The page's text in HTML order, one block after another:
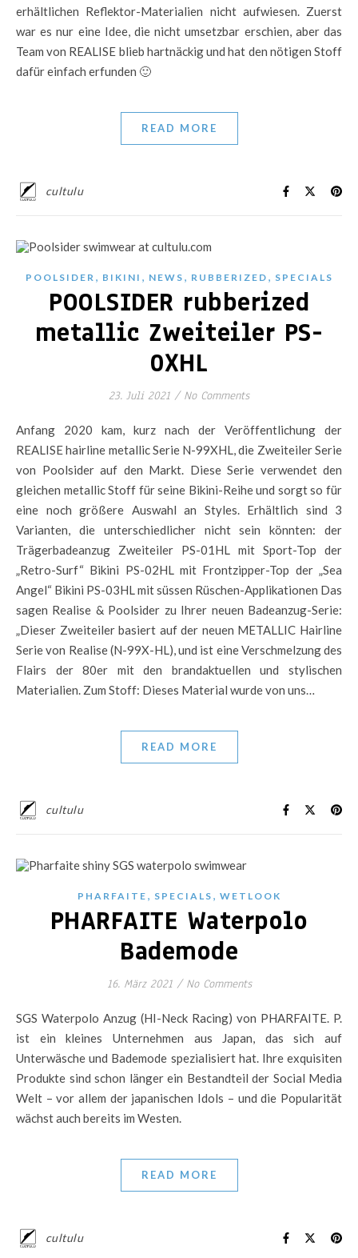
erhältlichen Reflektor-Materialien nicht aufwiesen. Zuerst
war es nur eine Idee, die nicht umsetzbar erschien, aber das
Team von REALISE blieb hartnäckig und hat den nötigen Stoff
dafür einfach erfunden 🙂
READ MORE
cultulu
POOLSIDER , BIKINI , NEWS , RUBBERIZED , SPECIALS
POOLSIDER rubberized
metallic Zweiteiler PS-
0XHL
23. Juli 2021 / No Comments
Anfang 2020 kam, kurz nach der Veröffentlichung der
REALISE hairline metallic Serie N-99XHL, die Zweiteiler Serie
von Poolsider auf den Markt. Diese Serie verwendet den
gleichen metallic Stoff für seine Bikini-Reihe und sorgt so für
eine noch größere Auswahl an Styles. Erhältlich sind 3
Varianten, die unterschiedlicher nicht sein könnten: der
Trägerbadeanzug Zweiteiler PS-01HL mit Sport-Top der
„Retro-Surf“ Bikini PS-02HL mit Frontzipper-Top der „Sea
Angel“ Bikini PS-03HL mit süssen Rüschen-Applikationen Das
sagen Realise & Poolsider zu Ihrer neuen Badeanzug-Serie:
„Dieser Zweiteiler basiert auf der neuen METALLIC Hairline
Serie von Realise (N-99X-HL), und ist eine Verschmelzung des
Flairs der 80er mit den brandaktuellen und stylischen
Materialien. Zum Stoff: Dieses Material wurde von uns…
READ MORE
cultulu
PHARFAITE , SPECIALS , WETLOOK
PHARFAITE Waterpolo
Bademode
16. März 2021 / No Comments
SGS Waterpolo Anzug (HI-Neck Racing) von PHARFAITE. P.
ist ein kleines Unternehmen aus Japan, das sich auf
Unterwäsche und Bademode spezialisiert hat. Ihre exquisiten
Produkte sind schon länger ein Bestandteil der Social Media
Welt – vor allem der japanischen Idols – und die Popularität
wächst auch bereits im Westen.
READ MORE
cultulu